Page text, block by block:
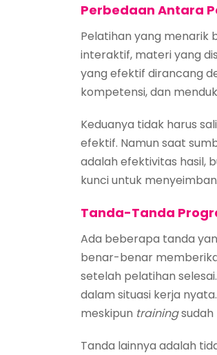
Perbedaan Antara
Pelatihan yang menarik
interaktif, materi yang
yang efektif dirancang
kompetensi, dan
Keduanya tidak harus
efektif. Namun saat
adalah efektivitas hasil,
kunci untuk
Tanda-Tanda
Ada beberapa tanda
benar-benar
setelah pelatihan
dalam situasi kerja
meskipun trainingsudah
Tanda lainnya adalah